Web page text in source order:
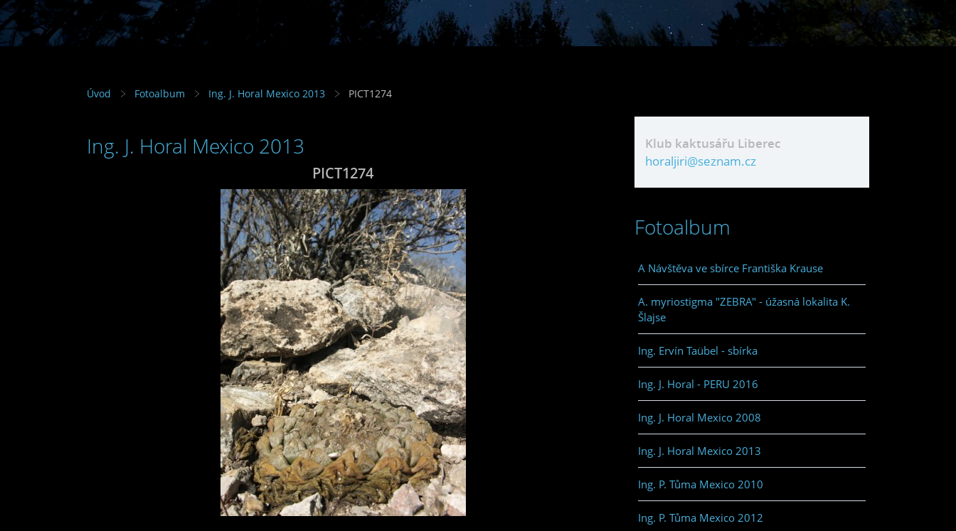
Úvod Fotoalbum Ing. J. Horal Mexico 2013 PICT1274
Ing. J. Horal Mexico 2013
PICT1274
Klub kaktusářu Liberec
horaljiri@seznam.cz
Fotoalbum
A Návštěva ve sbírce Františka Krause
A. myriostigma "ZEBRA" - úžasná lokalita K.
Šlajse
Ing. Ervín Taübel - sbírka
Ing. J. Horal - PERU 2016
Ing. J. Horal Mexico 2008
Ing. J. Horal Mexico 2013
Ing. P. Tůma Mexico 2010
Ing. P. Tůma Mexico 2012